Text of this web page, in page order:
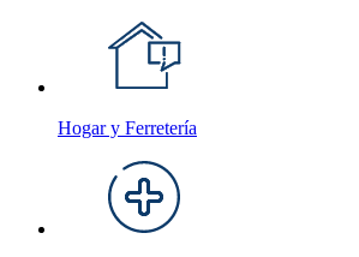
Hogar y Ferretería